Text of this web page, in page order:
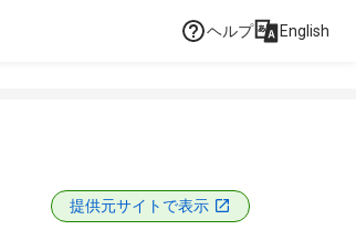
ヘルプ English
提供元サイトで表示